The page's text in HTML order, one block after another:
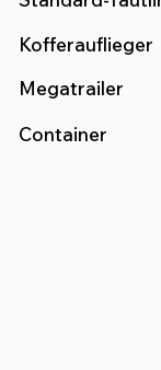
Kofferauflieger
Megatrailer
Container